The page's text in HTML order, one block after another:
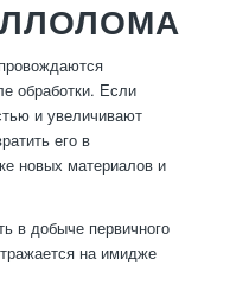
обработки. Если
и увеличивают
его в
новых материалов и
в добыче первичного
на имидже